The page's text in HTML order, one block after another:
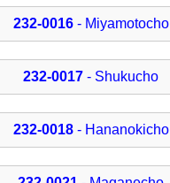
232-0016- Miyamotocho
232-0017 - Shukucho
232-0018- Hananokicho